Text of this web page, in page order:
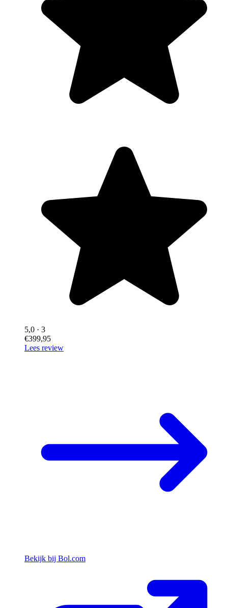
5,0 · 3
€399,95
Lees review
Bekijk bij Bol.com